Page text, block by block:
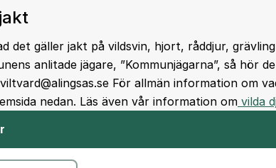
det gäller jakt på vildsvin, hjort, råddjur,
anlitade jägare, ”Kommunjägarna”, så hör
För allmän information om
nedan. Läs även vår information om vilda